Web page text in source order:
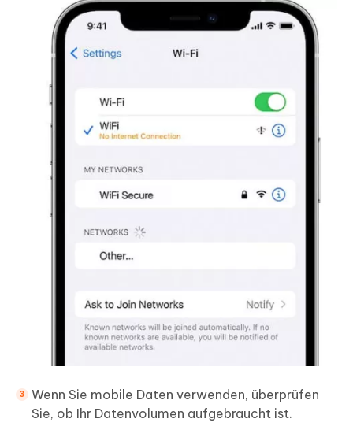
Wenn Sie mobile Daten verwenden, überprüfen
Sie, ob Ihr Datenvolumen aufgebraucht ist.